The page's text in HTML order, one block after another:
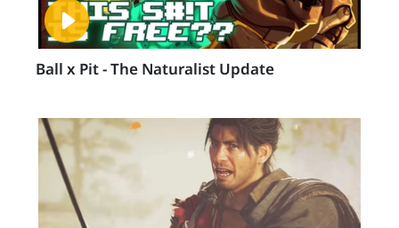
Ball x Pit - The Naturalist Update